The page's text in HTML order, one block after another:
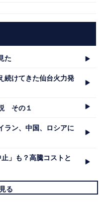
た
続けてきた仙台火力発
その１
ラン、中国、ロシアに
」も？高騰コストと
る